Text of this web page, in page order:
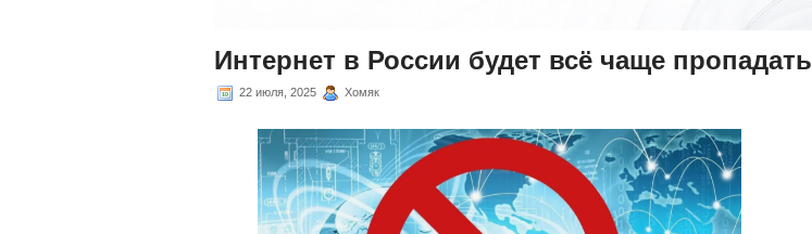
Интернет в России будет всё чаще пропадать
22 июля, 2025 Хомяк